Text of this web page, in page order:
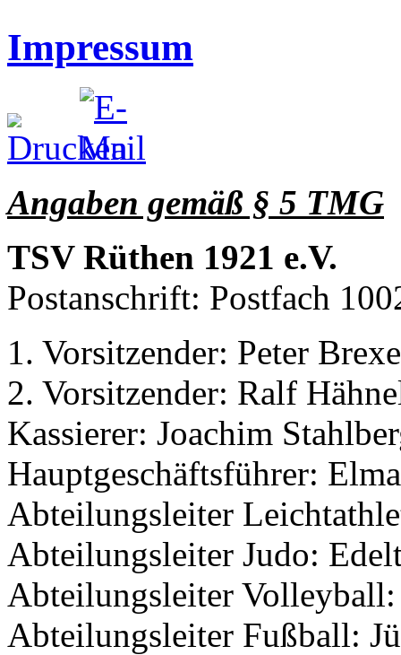
Impressum
Angaben gemäß § 5 TMG
TSV Rüthen 1921 e.V.
Postanschrift: Postfach
1. Vorsitzender: Peter
2. Vorsitzender: Ralf
Kassierer: Joachim
Hauptgeschäftsführer:
Abteilungsleiter
Abteilungsleiter Judo:
Abteilungsleiter
Abteilungsleiter Fußball: